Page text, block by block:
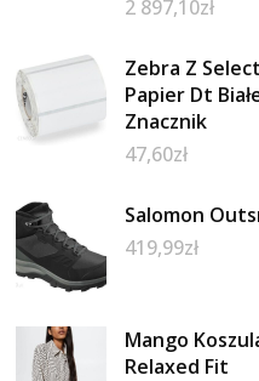
2 897,10zł
Zebra Z
Papier Dt
Znacznik
47,60zł
Salomon
419,99zł
Mango
Relaxed Fit